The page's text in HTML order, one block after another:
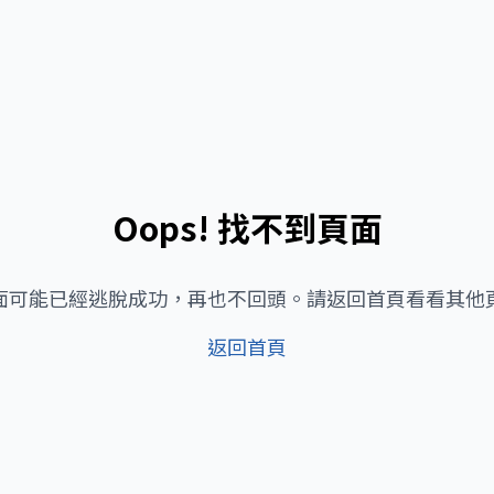
Oops! 找不到頁面
可能已經逃脫成功，再也不回頭。請返回首頁看看其他
返回首頁